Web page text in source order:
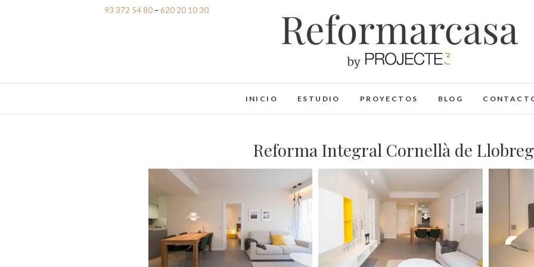
93 372 54 80 – 620 20 10 30
Reformarcasa
INICIO ESTUDIO PROYECTOS BLOG
Reforma Integral Cornellà de